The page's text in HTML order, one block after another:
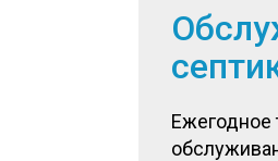
Ежегодное